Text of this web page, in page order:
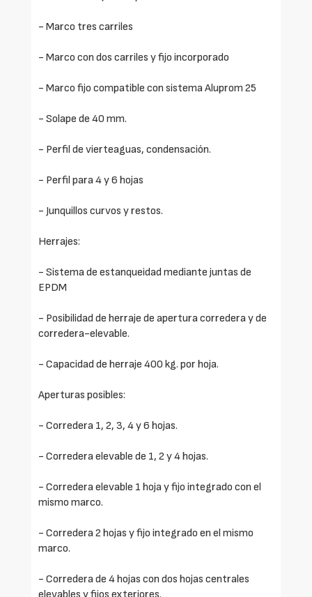
- Marco tres carriles
- Marco con dos carriles y fijo incorporado
- Marco fijo compatible con sistema Aluprom 25
- Solape de 40 mm.
- Perfil de vierteaguas, condensación.
- Perfil para 4 y 6 hojas
- Junquillos curvos y restos.
Herrajes:
- Sistema de estanqueidad mediante juntas de
EPDM
- Posibilidad de herraje de apertura corredera y de
corredera-elevable.
- Capacidad de herraje 400 kg. por hoja.
Aperturas posibles:
- Corredera 1, 2, 3, 4 y 6 hojas.
- Corredera elevable de 1, 2 y 4 hojas.
- Corredera elevable 1 hoja y fijo integrado con el
mismo marco.
- Corredera 2 hojas y fijo integrado en el mismo
marco.
- Corredera de 4 hojas con dos hojas centrales